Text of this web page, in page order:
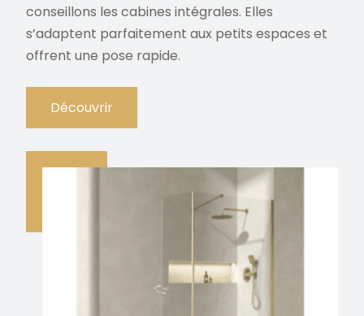
conseillons les cabines intégrales. Elles
s’adaptent parfaitement aux petits espaces et
offrent une pose rapide.
Découvrir